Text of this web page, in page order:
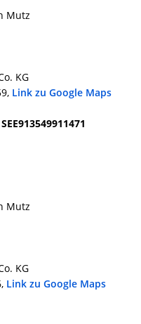
Mutz
KG
Link zu Google Maps
Mutz
KG
Link zu Google Maps